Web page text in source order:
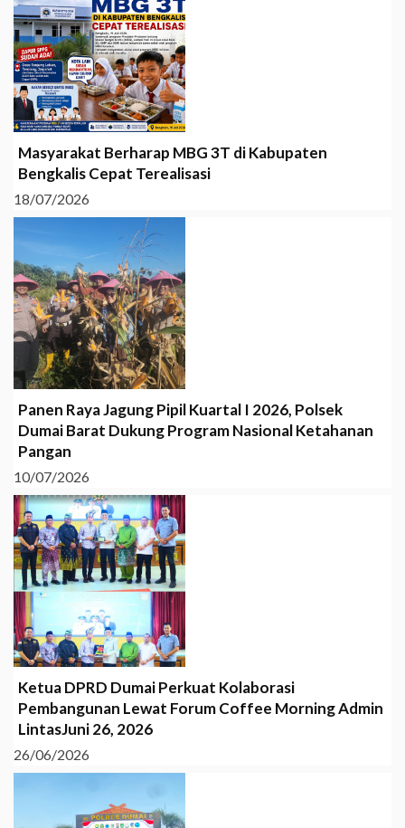
Masyarakat Berharap MBG 3T di Kabupaten
Bengkalis Cepat Terealisasi
18/07/2026
Panen Raya Jagung Pipil Kuartal I 2026, Polsek
Dumai Barat Dukung Program Nasional Ketahanan
Pangan
10/07/2026
Ketua DPRD Dumai Perkuat Kolaborasi
Pembangunan Lewat Forum Coffee Morning Admin
LintasJuni 26, 2026
26/06/2026